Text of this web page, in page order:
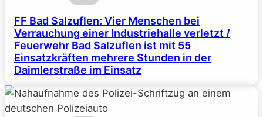
FF Bad Salzuflen: Vier Menschen bei
Verrauchung einer Industriehalle verletzt /
Feuerwehr Bad Salzuflen ist mit 55
Einsatzkräften mehrere Stunden in der
Daimlerstraße im Einsatz